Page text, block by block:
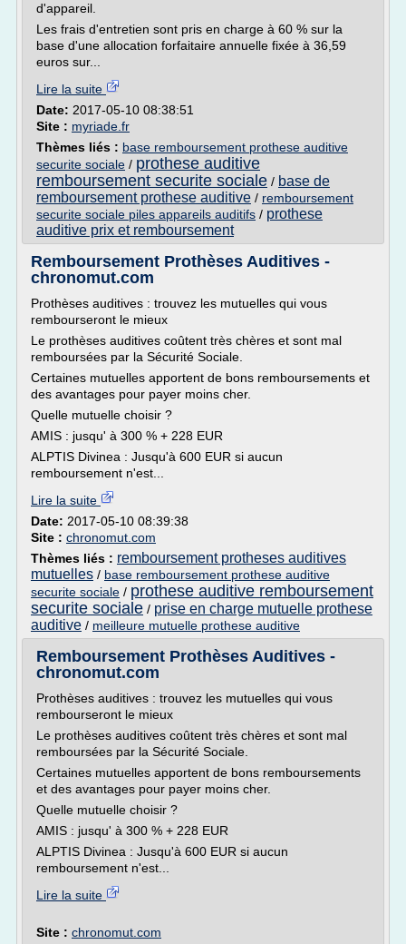
d'appareil.
Les frais d'entretien sont pris en charge à 60 % sur la
base d'une allocation forfaitaire annuelle fixée à 36,59
euros sur...
Lire la suite
Date: 2017-05-10 08:38:51
Site : myriade.fr
Thèmes liés : base remboursement prothese auditive
securite sociale / prothese auditive
remboursement securite sociale / base de
remboursement prothese auditive / remboursement
securite sociale piles appareils auditifs / prothese
auditive prix et remboursement
Remboursement Prothèses Auditives -
chronomut.com
Prothèses auditives : trouvez les mutuelles qui vous
rembourseront le mieux
Le prothèses auditives coûtent très chères et sont mal
remboursées par la Sécurité Sociale.
Certaines mutuelles apportent de bons remboursements et
des avantages pour payer moins cher.
Quelle mutuelle choisir ?
AMIS : jusqu' à 300 % + 228 EUR
ALPTIS Divinea : Jusqu'à 600 EUR si aucun
remboursement n'est...
Lire la suite
Date: 2017-05-10 08:39:38
Site : chronomut.com
Thèmes liés : remboursement protheses auditives
mutuelles / base remboursement prothese auditive
securite sociale / prothese auditive remboursement
securite sociale / prise en charge mutuelle prothese
auditive / meilleure mutuelle prothese auditive
Remboursement Prothèses Auditives -
chronomut.com
Prothèses auditives : trouvez les mutuelles qui vous
rembourseront le mieux
Le prothèses auditives coûtent très chères et sont mal
remboursées par la Sécurité Sociale.
Certaines mutuelles apportent de bons remboursements
et des avantages pour payer moins cher.
Quelle mutuelle choisir ?
AMIS : jusqu' à 300 % + 228 EUR
ALPTIS Divinea : Jusqu'à 600 EUR si aucun
remboursement n'est...
Lire la suite
Site : chronomut.com